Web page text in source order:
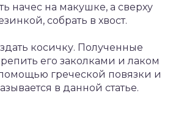
начес на макушке, а сверху
собрать в хвост.
косичку. Полученные
его заколками и лаком
греческой повязки и
в данной статье.